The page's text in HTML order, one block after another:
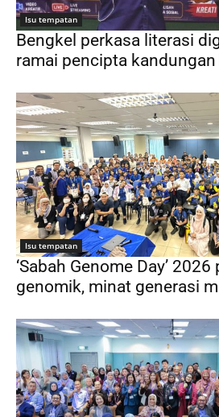
Isu tempatan
Bengkel perkasa literasi
ramai pencipta
Isu tempatan
‘Sabah Genome Day’
genomik, minat generasi